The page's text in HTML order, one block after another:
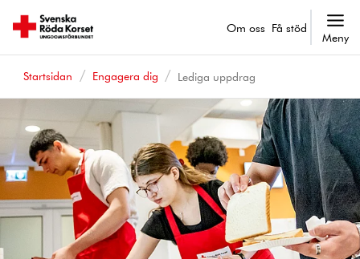
Om oss Få stöd
Meny
Startsidan Engagera dig Lediga uppdrag